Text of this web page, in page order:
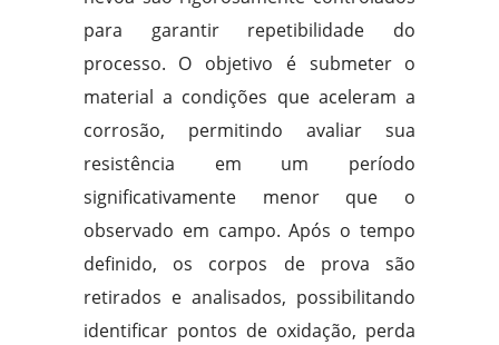
para garantir repetibilidade do
processo. O objetivo é submeter o
material a condições que aceleram a
corrosão, permitindo avaliar sua
resistência em um período
significativamente menor que o
observado em campo. Após o tempo
definido, os corpos de prova são
retirados e analisados, possibilitando
identificar pontos de oxidação, perda